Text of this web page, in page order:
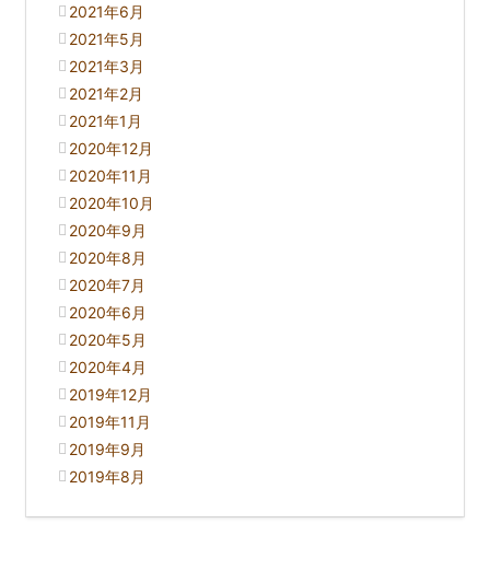
2021年6月
2021年5月
2021年3月
2021年2月
2021年1月
2020年12月
2020年11月
2020年10月
2020年9月
2020年8月
2020年7月
2020年6月
2020年5月
2020年4月
2019年12月
2019年11月
2019年9月
2019年8月